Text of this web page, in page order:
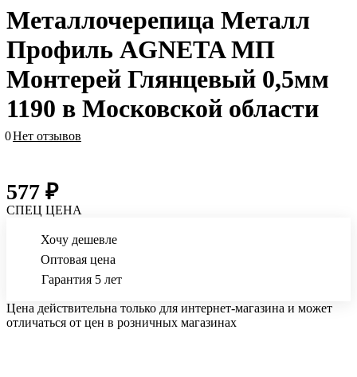
Металлочерепица Металл
Профиль AGNETA МП
Монтерей Глянцевый 0,5мм
1190 в Московской области
0Нет отзывов
577 ₽
СПЕЦ ЦЕНА
Хочу дешевле
Оптовая цена
Гарантия 5 лет
Цена действительна только для интернет-магазина и может
отличаться от цен в розничных магазинах